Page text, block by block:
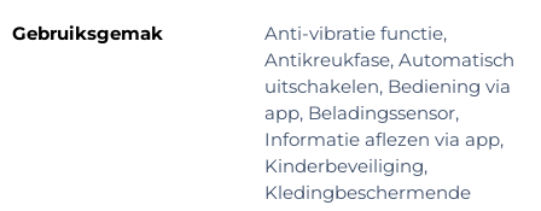
Gebruiksgemak
Anti-vibratie functie,
Antikreukfase, Automatisch
uitschakelen, Bediening via
app, Beladingssensor,
Informatie aflezen via app,
Kinderbeveiliging,
Kledingbeschermende